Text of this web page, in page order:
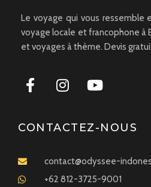
Le voyage qui vous ressemble
voyage locale et francophone à
et voyages à thème. Devis
CONTACTEZ-NOUS
contact@odyssee-
+62 812-3725-9001